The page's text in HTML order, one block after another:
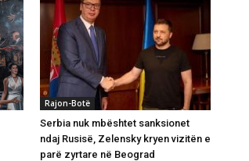
Rajon-Botë
Serbia nuk mbështet sanksionet
ndaj Rusisë, Zelensky kryen vizitën e
parë zyrtare në Beograd